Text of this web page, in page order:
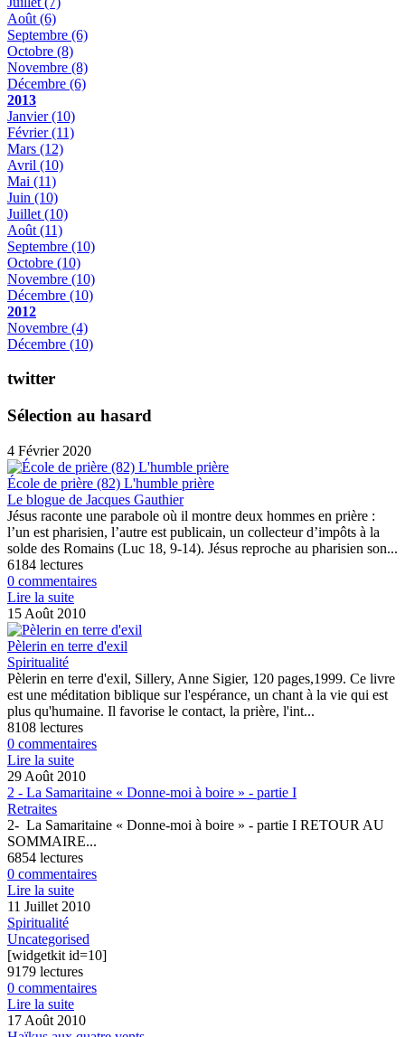
Août (6)
Septembre (6)
Octobre (8)
Novembre (8)
Décembre (6)
2013
Janvier(10)
Février(11)
Mars (12)
Avril (10)
Mai (11)
Juin (10)
Juillet (10)
Août (11)
Septembre (10)
Octobre (10)
Novembre (10)
Décembre (10)
2012
Novembre (4)
Décembre (10)
twitter
Sélection au hasard
4 Février 2020
École de prière (82) L'humble prière
Le blogue de Jacques Gauthier
Jésus raconte une parabole où il montre deux hommes en prière :
l’un est pharisien, l’autre est publicain, un collecteur d’impôts à la
solde des Romains (Luc 18, 9-14). Jésus reproche au pharisien son...
6184 lectures
0 commentaires
Lire la suite
15 Août 2010
Pèlerin en terre d'exil
Spiritualité
Pèlerin en terre d'exil, Sillery, Anne Sigier, 120 pages,1999. Ce livre
est une méditation biblique sur l'espérance, un chant à la vie qui est
plus qu'humaine. Il favorise le contact, la prière, l'int...
8108 lectures
0 commentaires
Lire la suite
29 Août 2010
2 - La Samaritaine « Donne-moi à boire » - partie I
Retraites
2- La Samaritaine « Donne-moi à boire » - partie I RETOUR AU
SOMMAIRE...
6854 lectures
0 commentaires
Lire la suite
11 Juillet 2010
Spiritualité
Uncategorised
[widgetkit id=10]
9179 lectures
0 commentaires
Lire la suite
17 Août 2010